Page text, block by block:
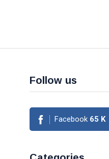
Follow us
Facebook 65 K